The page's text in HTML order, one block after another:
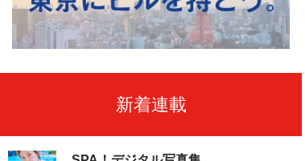
新着連載